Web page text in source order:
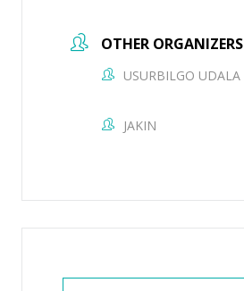
OTHER ORGANIZERS
USURBILGO UDALA
JAKIN